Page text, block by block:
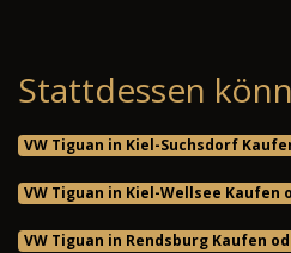
Stattdessen
VW Tiguan in Kiel-Suchsdorf
VW Tiguan in Kiel-Wellsee Kaufen
VW Tiguan in Rendsburg Kaufen